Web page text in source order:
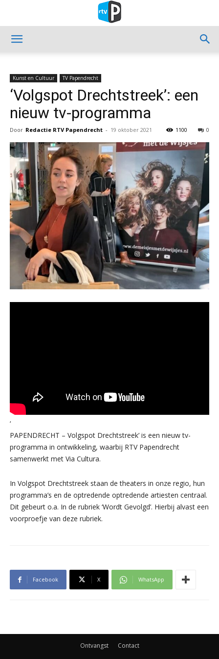
Kunst en Cultuur TV Papendrecht
‘Volgspot Drechtstreek’: een
nieuw tv-programma
Door Redactie RTV Papendrecht - 19 oktober 2021 0
1100
‘
PAPENDRECHT – Volgspot Drechtstreek’ is een nieuw tv-
programma in ontwikkeling, waarbij RTV Papendrecht
samenwerkt met Via Cultura.
In Volgspot Drechtstreek staan de theaters in onze regio, hun
programma’s en de optredende optredende artiesten centraal.
Dit gebeurt o.a. In de rubriek ‘Wordt Gevolgd’. Hierbij alvast een
voorproefje van deze rubriek.
Facebook X WhatsApp
Ontvangst Contact